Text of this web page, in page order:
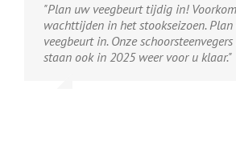
"Plan uw veegbeurt tijdig in!
wachttijden in het stookseizoen.
veegbeurt in. Onze
staan ook in 2025 weer voor u klaar."